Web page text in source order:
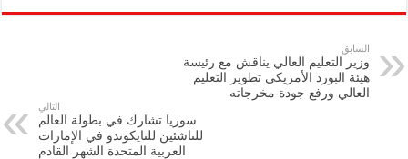
p
y
Li
n
eb
k
tt
nt
at
A
p
gr
ai
ar
السابق
وزير التعليم العالي يناقش مع رئيسة
هيئة البورد الأمريكي تطوير التعليم
‏العالي ورفع جودة مخرجاته ‏
التالي
سوريا تشارك في بطولة العالم
للناشئين للتايكوندو في الإمارات
العربية المتحدة الشهر القادم